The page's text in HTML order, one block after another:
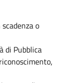
o
di Pubblica